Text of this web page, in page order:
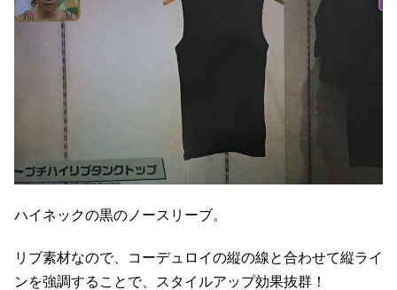
ハイネックの黒のノースリーブ。
リブ素材なので、コーデュロイの縦の線と合わせて縦ライ
ンを強調することで、スタイルアップ効果抜群！